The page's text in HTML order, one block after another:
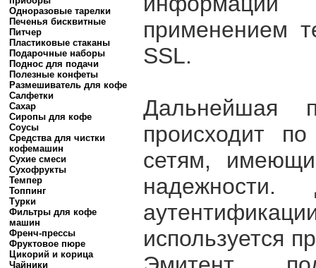
Одноразовые тарелки
Печенья бисквитные
Питчер
Пластиковые стаканы
Подарочные наборы
Поднос для подачи
Полезные конфеты
Размешиватель для кофе
Салфетки
Сахар
Сиропы для кофе
Соусы
Средства для чистки
кофемашин
Сухие смеси
Сухофрукты
Темпер
Топпинг
Турки
Фильтры для кофе
машин
Френч-прессы
Фруктовое пюре
Цикорий и корица
Чайники
применением
SSL.
Дальнейшая
происходит
сетям,
надежности.
используется